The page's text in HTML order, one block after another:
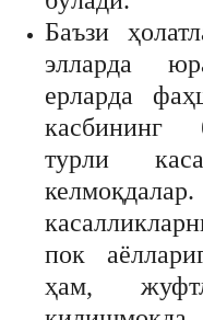
Баъзи
элларда
ерларда
касбининг
турли
пок
ҳам,